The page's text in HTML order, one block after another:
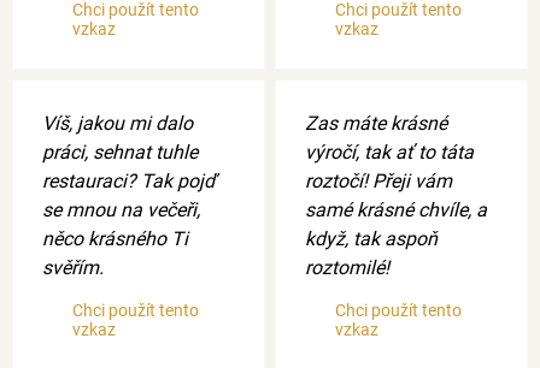
Chci použít tento
vzkaz
Chci použít tento
vzkaz
Víš, jakou mi dalo
práci, sehnat tuhle
restauraci? Tak pojď
se mnou na večeři,
něco krásného Ti
svěřím.
Chci použít tento
vzkaz
Zas máte krásné
výročí, tak ať to táta
roztočí! Přeji vám
samé krásné chvíle, a
když, tak aspoň
roztomilé!
Chci použít tento
vzkaz